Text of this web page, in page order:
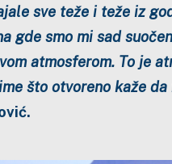
sve teže i teže iz
gde smo mi sad
atmosferom. To je
što otvoreno kaže